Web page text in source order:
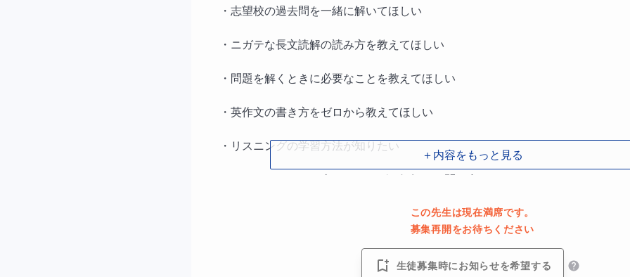
・志望校の過去問を一緒に解いてほしい
・ニガテな長文読解の読み方を教えてほしい
・問題を解くときに必要なことを教えてほしい
・英作文の書き方をゼロから教えてほしい
・リスニングの学習方法が知りたい
などなにか一つでも当てはまればお気軽にお問い合わせください。
＋内容をもっと見る
この先生は現在満席です。
募集再開をお待ちください
生徒募集時にお知らせを希望する